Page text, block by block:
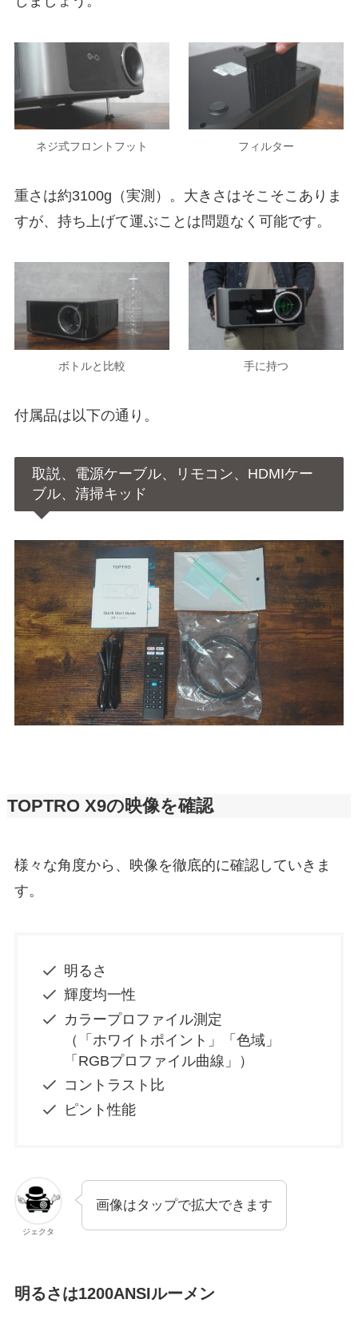
ネジ式フロントフット フィルター
重さは約3100g（実測）。大きさはそこそこありま
すが、持ち上げて運ぶことは問題なく可能です。
ボトルと比較 手に持つ
付属品は以下の通り。
取説、電源ケーブル、リモコン、HDMIケー
ブル、清掃キッド
TOPTRO X9の映像を確認
様々な角度から、映像を徹底的に確認していきま
す。
明るさ
輝度均一性
カラープロファイル測定
（「ホワイトポイント」「色域」
「RGBプロファイル曲線」）
コントラスト比
ピント性能
ジェクタ
画像はタップで拡大できます
明るさは1200ANSIルーメン